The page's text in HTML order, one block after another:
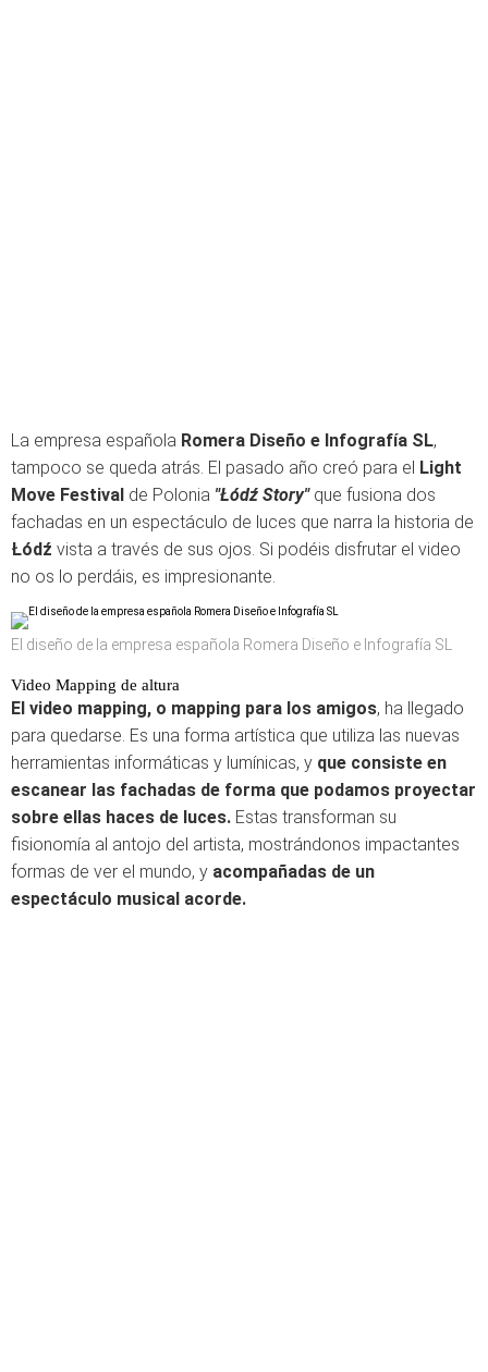
La empresa española Romera Diseño e Infografía SL,
tampoco se queda atrás. El pasado año creó para el Light
Move Festival de Polonia "Łódź Story"que fusiona dos
fachadas en un espectáculo de luces que narra la historia de
Łódź vista a través de sus ojos. Si podéis disfrutar el video
no os lo perdáis, es impresionante.
El diseño de la empresa española Romera Diseño e Infografía SL
Video Mapping de altura
El video mapping, o mapping para los amigos, ha llegado
para quedarse. Es una forma artística que utiliza las nuevas
herramientas informáticas y lumínicas, y que consiste en
escanear las fachadas de forma que podamos proyectar
sobre ellas haces de luces. Estas transforman su
fisionomía al antojo del artista, mostrándonos impactantes
formas de ver el mundo, y acompañadas de un
espectáculo musical acorde.